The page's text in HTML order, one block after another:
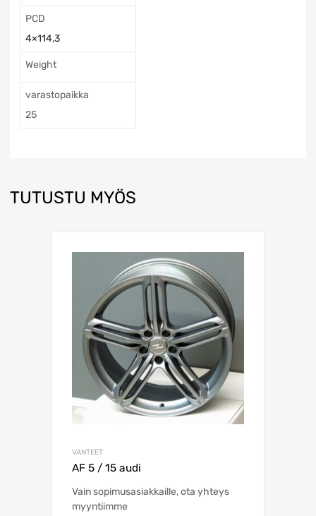
PCD
4×114,3
Weight
varastopaikka
25
TUTUSTU MYÖS
VANTEET
AF 5 / 15 audi
Vain sopimusasiakkaille, ota yhteys
myyntiimme